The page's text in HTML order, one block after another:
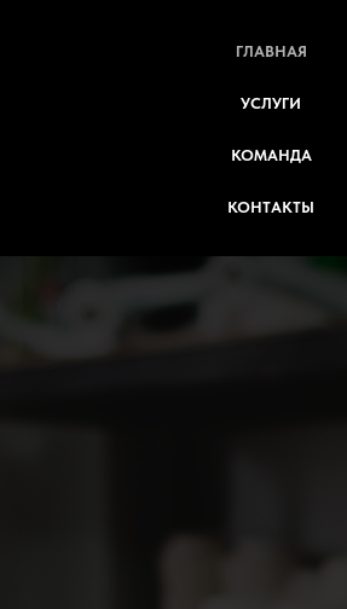
ГЛАВНАЯ
УСЛУГИ
КОМАНДА
КОНТАКТЫ